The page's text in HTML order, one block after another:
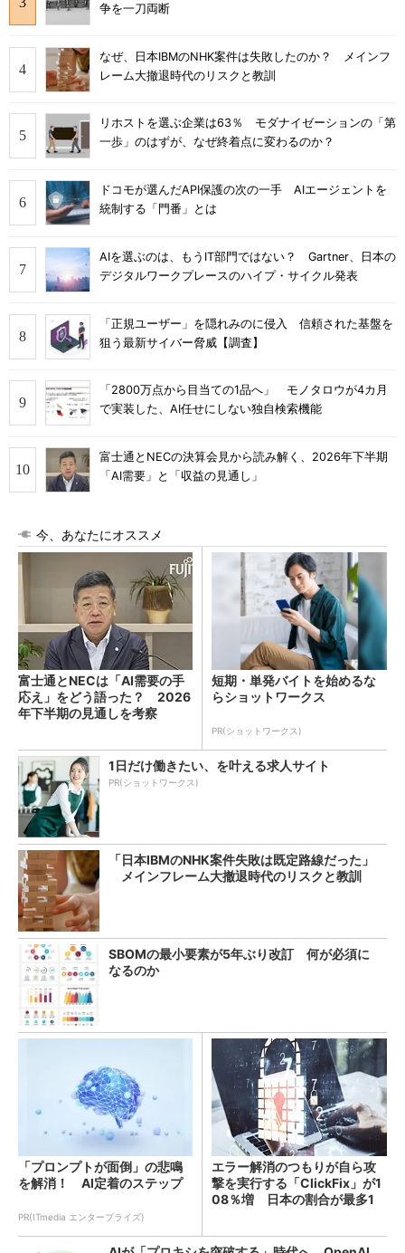
争を一刀両断
なぜ、日本IBMのNHK案件は失敗したのか？ メインフ
レーム大撤退時代のリスクと教訓
リホストを選ぶ企業は63％ モダナイゼーションの「第
一歩」のはずが、なぜ終着点に変わるのか？
ドコモが選んだAPI保護の次の一手 AIエージェントを
統制する「門番」とは
AIを選ぶのは、もうIT部門ではない？ Gartner、日本の
デジタルワークプレースのハイプ・サイクル発表
「正規ユーザー」を隠れみのに侵入 信頼された基盤を
狙う最新サイバー脅威【調査】
「2800万点から目当ての1品へ」 モノタロウが4カ月
で実装した、AI任せにしない独自検索機能
富士通とNECの決算会見から読み解く、2026年下半期
「AI需要」と「収益の見通し」
今、あなたにオススメ
富士通とNECは「AI需要の手
応え」をどう語った？ 2026
年下半期の見通しを考察
短期・単発バイトを始めるな
らショットワークス
PR(ショットワークス)
1日だけ働きたい、を叶える求人サイト
PR(ショットワークス)
「日本IBMのNHK案件失敗は既定路線だった」
メインフレーム大撤退時代のリスクと教訓
SBOMの最小要素が5年ぶり改訂 何が必須に
なるのか
「プロンプトが面倒」の悲鳴
を解消！ AI定着のステップ
PR(ITmedia エンタープライズ)
エラー解消のつもりが自ら攻
撃を実行する「ClickFix」が1
08％増 日本の割合が最多1